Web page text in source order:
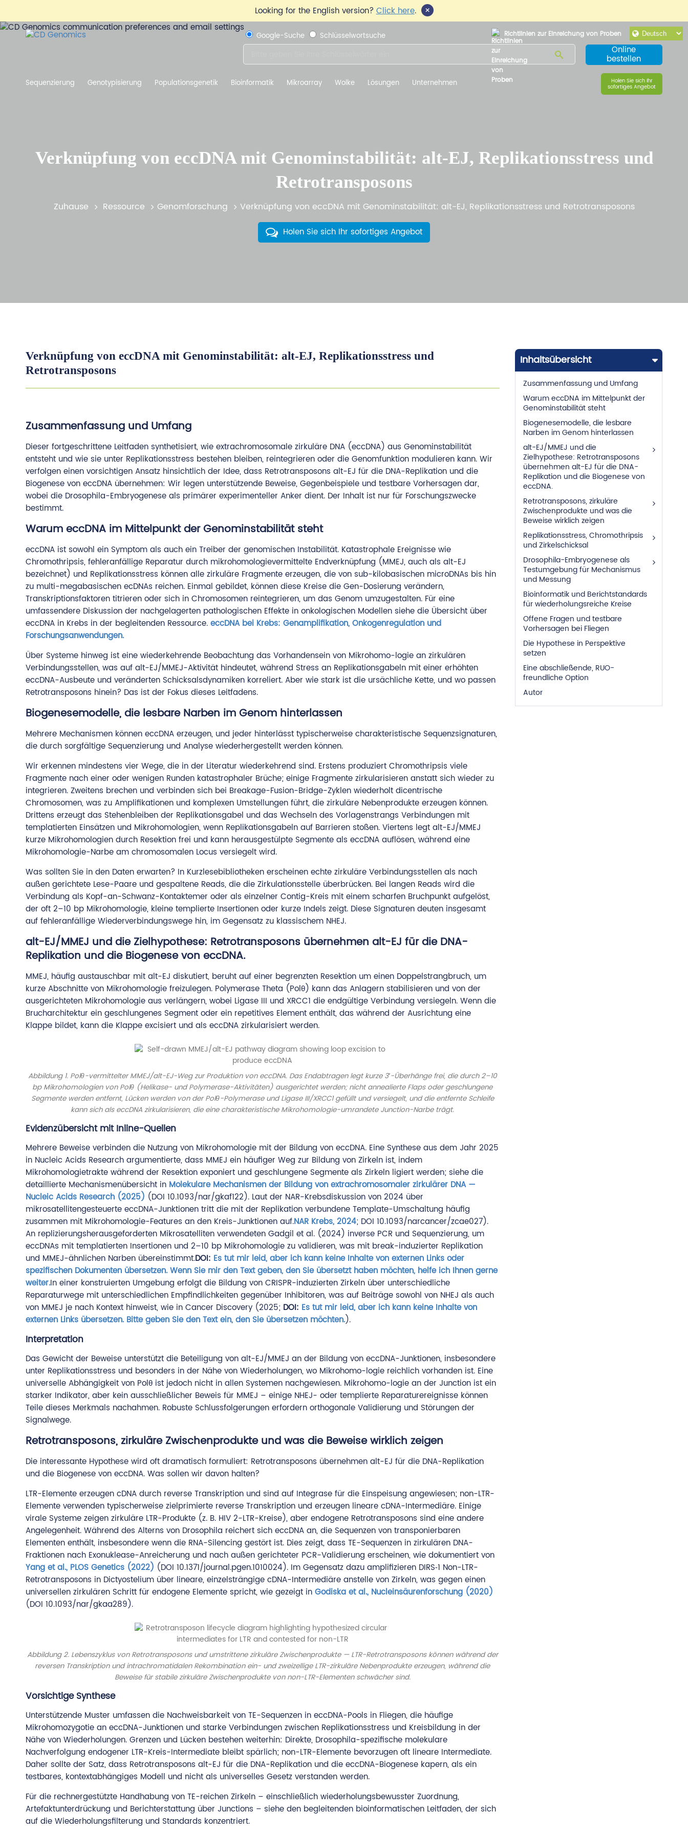
Looking for the English version?Click here. ×
Richtlinien zur Einreichung von Proben
Google-Suche Schlüsselwortsuche
Online
bestellen
Sequenzierung Genotypisierung Populationsgenetik Bioinformatik Mikroarray Wolke Lösungen Unternehmen Holen Sie sich Ihr
sofortiges Angebot
Verknüpfung von eccDNA mit Genominstabilität: alt-EJ, Replikationsstress und
Retrotransposons
Zuhause Ressource Genomforschung Verknüpfung von eccDNA mit Genominstabilität: alt-EJ, Replikationsstress und Retrotransposons
Holen Sie sich Ihr sofortiges Angebot
Verknüpfung von eccDNA mit Genominstabilität: alt-EJ, Replikationsstress und
Retrotransposons
Zusammenfassung und Umfang
Dieser fortgeschrittene Leitfaden synthetisiert, wie extrachromosomale zirkuläre DNA (eccDNA) aus Genominstabilität
entsteht und wie sie unter Replikationsstress bestehen bleiben, reintegrieren oder die Genomfunktion modulieren kann. Wir
verfolgen einen vorsichtigen Ansatz hinsichtlich der Idee, dass Retrotransposons alt-EJ für die DNA-Replikation und die
Biogenese von eccDNA übernehmen: Wir legen unterstützende Beweise, Gegenbeispiele und testbare Vorhersagen dar,
wobei die Drosophila-Embryogenese als primärer experimenteller Anker dient. Der Inhalt ist nur für Forschungszwecke
bestimmt.
Warum eccDNA im Mittelpunkt der Genominstabilität steht
eccDNA ist sowohl ein Symptom als auch ein Treiber der genomischen Instabilität. Katastrophale Ereignisse wie
Chromothripsis, fehleranfällige Reparatur durch mikrohomologievermittelte Endverknüpfung (MMEJ, auch als alt-EJ
bezeichnet) und Replikationsstress können alle zirkuläre Fragmente erzeugen, die von sub-kilobasischen microDNAs bis hin
zu multi-megabasischen ecDNAs reichen. Einmal gebildet, können diese Kreise die Gen-Dosierung verändern,
Transkriptionsfaktoren titrieren oder sich in Chromosomen reintegrieren, um das Genom umzugestalten. Für eine
umfassendere Diskussion der nachgelagerten pathologischen Effekte in onkologischen Modellen siehe die Übersicht über
eccDNA in Krebs in der begleitenden Ressource. eccDNA bei Krebs: Genamplifikation, Onkogenregulation und
Forschungsanwendungen.
Über Systeme hinweg ist eine wiederkehrende Beobachtung das Vorhandensein von Mikrohomo-logie an zirkulären
Verbindungsstellen, was auf alt-EJ/MMEJ-Aktivität hindeutet, während Stress an Replikationsgabeln mit einer erhöhten
eccDNA-Ausbeute und veränderten Schicksalsdynamiken korreliert. Aber wie stark ist die ursächliche Kette, und wo passen
Retrotransposons hinein? Das ist der Fokus dieses Leitfadens.
Biogenesemodelle, die lesbare Narben im Genom hinterlassen
Mehrere Mechanismen können eccDNA erzeugen, und jeder hinterlässt typischerweise charakteristische Sequenzsignaturen,
die durch sorgfältige Sequenzierung und Analyse wiederhergestellt werden können.
Wir erkennen mindestens vier Wege, die in der Literatur wiederkehrend sind. Erstens produziert Chromothripsis viele
Fragmente nach einer oder wenigen Runden katastrophaler Brüche; einige Fragmente zirkularisieren anstatt sich wieder zu
integrieren. Zweitens brechen und verbinden sich bei Breakage-Fusion-Bridge-Zyklen wiederholt dicentrische
Chromosomen, was zu Amplifikationen und komplexen Umstellungen führt, die zirkuläre Nebenprodukte erzeugen können.
Drittens erzeugt das Stehenbleiben der Replikationsgabel und das Wechseln des Vorlagenstrangs Verbindungen mit
templatierten Einsätzen und Mikrohomologien, wenn Replikationsgabeln auf Barrieren stoßen. Viertens legt alt-EJ/MMEJ
kurze Mikrohomologien durch Resektion frei und kann herausgestülpte Segmente als eccDNA auflösen, während eine
Mikrohomologie-Narbe am chromosomalen Locus versiegelt wird.
Was sollten Sie in den Daten erwarten? In Kurzlesebibliotheken erscheinen echte zirkuläre Verbindungsstellen als nach
außen gerichtete Lese-Paare und gespaltene Reads, die die Zirkulationsstelle überbrücken. Bei langen Reads wird die
Verbindung als Kopf-an-Schwanz-Kontaktemer oder als einzelner Contig-Kreis mit einem scharfen Bruchpunkt aufgelöst,
der oft 2–10 bp Mikrohomologie, kleine templierte Insertionen oder kurze Indels zeigt. Diese Signaturen deuten insgesamt
auf fehleranfällige Wiederverbindungswege hin, im Gegensatz zu klassischem NHEJ.
alt-EJ/MMEJ und die Zielhypothese: Retrotransposons übernehmen alt-EJ für die DNA-
Replikation und die Biogenese von eccDNA.
MMEJ, häufig austauschbar mit alt-EJ diskutiert, beruht auf einer begrenzten Resektion um einen Doppelstrangbruch, um
kurze Abschnitte von Mikrohomologie freizulegen. Polymerase Theta (Polθ) kann das Anlagern stabilisieren und von der
ausgerichteten Mikrohomologie aus verlängern, wobei Ligase III und XRCC1 die endgültige Verbindung versiegeln. Wenn die
Brucharchitektur ein geschlungenes Segment oder ein repetitives Element enthält, das während der Ausrichtung eine
Klappe bildet, kann die Klappe excisiert und als eccDNA zirkularisiert werden.
Abbildung 1. Polθ-vermittelter MMEJ/alt-EJ-Weg zur Produktion von eccDNA. Das Endabtragen legt kurze 3′-Überhänge frei, die durch 2–10
bp Mikrohomo­logien von Polθ (Helikase- und Polymerase-Aktivitäten) ausgerichtet werden; nicht annealierte Flaps oder geschlungene
Segmente werden entfernt, Lücken werden von der Polθ-Polymerase und Ligase III/XRCC1 gefüllt und versiegelt, und die entfernte Schleife
kann sich als eccDNA zirkularisieren, die eine charakteristische Mikrohomo­logie-umrandete Junction-Narbe trägt.
Evidenzübersicht mit Inline-Quellen
Mehrere Beweise verbinden die Nutzung von Mikrohomologie mit der Bildung von eccDNA. Eine Synthese aus dem Jahr 2025
in Nucleic Acids Research argumentierte, dass MMEJ ein häufiger Weg zur Bildung von Zirkeln ist, indem
Mikrohomologietrakte während der Resektion exponiert und geschlungene Segmente als Zirkeln ligiert werden; siehe die
detaillierte Mechanismenübersicht in Molekulare Mechanismen der Bildung von extrachromosomaler zirkulärer DNA —
Nucleic Acids Research (2025) (DOI 10.1093/nar/gkaf122). Laut der NAR-Krebsdiskussion von 2024 über
mikrosatellitengesteuerte eccDNA-Junktionen tritt die mit der Replikation verbundene Template-Umschaltung häufig
zusammen mit Mikrohomologie-Features an den Kreis-Junktionen auf.NAR Krebs, 2024; DOI 10.1093/narcancer/zcae027).
An replizierungsherausgeforderten Mikrosatelliten verwendeten Gadgil et al. (2024) inverse PCR und Sequenzierung, um
eccDNAs mit templatierten Insertionen und 2–10 bp Mikrohomologie zu validieren, was mit break-induzierter Replikation
und MMEJ-ähnlichen Narben übereinstimmt.DOI: Es tut mir leid, aber ich kann keine Inhalte von externen Links oder
spezifischen Dokumenten übersetzen. Wenn Sie mir den Text geben, den Sie übersetzt haben möchten, helfe ich Ihnen gerne
weiter.In einer konstruierten Umgebung erfolgt die Bildung von CRISPR-induzierten Zirkeln über unterschiedliche
Reparaturwege mit unterschiedlichen Empfindlichkeiten gegenüber Inhibitoren, was auf Beiträge sowohl von NHEJ als auch
von MMEJ je nach Kontext hinweist, wie in Cancer Discovery (2025; DOI: Es tut mir leid, aber ich kann keine Inhalte von
externen Links übersetzen. Bitte geben Sie den Text ein, den Sie übersetzen möchten.).
Interpretation
Das Gewicht der Beweise unterstützt die Beteiligung von alt-EJ/MMEJ an der Bildung von eccDNA-Junktionen, insbesondere
unter Replikationsstress und besonders in der Nähe von Wiederholungen, wo Mikrohomo-logie reichlich vorhanden ist. Eine
universelle Abhängigkeit von Polθ ist jedoch nicht in allen Systemen nachgewiesen. Mikrohomo-logie an der Junction ist ein
starker Indikator, aber kein ausschließlicher Beweis für MMEJ – einige NHEJ- oder templierte Reparaturereignisse können
Teile dieses Merkmals nachahmen. Robuste Schlussfolgerungen erfordern orthogonale Validierung und Störungen der
Signalwege.
Retrotransposons, zirkuläre Zwischenprodukte und was die Beweise wirklich zeigen
Die interessante Hypothese wird oft dramatisch formuliert: Retrotransposons übernehmen alt-EJ für die DNA-Replikation
und die Biogenese von eccDNA. Was sollen wir davon halten?
LTR-Elemente erzeugen cDNA durch reverse Transkription und sind auf Integrase für die Einspeisung angewiesen; non-LTR-
Elemente verwenden typischerweise zielprimierte reverse Transkription und erzeugen lineare cDNA-Intermediäre. Einige
virale Systeme zeigen zirkuläre LTR-Produkte (z. B. HIV 2-LTR-Kreise), aber endogene Retrotransposons sind eine andere
Angelegenheit. Während des Alterns von Drosophila reichert sich eccDNA an, die Sequenzen von transponierbaren
Elementen enthält, insbesondere wenn die RNA-Silencing gestört ist. Dies zeigt, dass TE-Sequenzen in zirkulären DNA-
Fraktionen nach Exonuklease-Anreicherung und nach außen gerichteter PCR-Validierung erscheinen, wie dokumentiert von
Yang et al., PLOS Genetics (2022) (DOI 10.1371/journal.pgen.1010024). Im Gegensatz dazu amplifizieren DIRS‑1 Non-LTR-
Retrotransposons in Dictyostelium über lineare, einzelsträngige cDNA-Intermediäre anstelle von Zirkeln, was gegen einen
universellen zirkulären Schritt für endogene Elemente spricht, wie gezeigt in Godiska et al., Nucleinsäurenforschung (2020)
(DOI 10.1093/nar/gkaa289).
Abbildung 2. Lebenszyklus von Retrotransposons und umstrittene zirkuläre Zwischenprodukte — LTR-Retrotransposons können während der
reversen Transkription und intrachromatidalen Rekombination ein- und zweizellige LTR-zirkuläre Nebenprodukte erzeugen, während die
Beweise für stabile zirkuläre Zwischenprodukte von non-LTR-Elementen schwächer sind.
Vorsichtige Synthese
Unterstützende Muster umfassen die Nachweisbarkeit von TE-Sequenzen in eccDNA-Pools in Fliegen, die häufige
Mikrohomozygotie an eccDNA-Junktionen und starke Verbindungen zwischen Replikationsstress und Kreisbildung in der
Nähe von Wiederholungen. Grenzen und Lücken bestehen weiterhin: Direkte, Drosophila-spezifische molekulare
Nachverfolgung endogener LTR-Kreis-Intermediate bleibt spärlich; non-LTR-Elemente bevorzugen oft lineare Intermediate.
Daher sollte der Satz, dass Retrotransposons alt-EJ für die DNA-Replikation und die eccDNA-Biogenese kapern, als ein
testbares, kontextabhängiges Modell und nicht als universelles Gesetz verstanden werden.
Für die rechnergestützte Handhabung von TE-reichen Zirkeln – einschließlich wiederholungsbewusster Zuordnung,
Artefaktunterdrückung und Berichterstattung über Junctions – siehe den begleitenden bioinformatischen Leitfaden, der sich
auf die Wiederholungsfilterung und Standards konzentriert.
Inhaltsübersicht
Zusammenfassung und Umfang
Warum eccDNA im Mittelpunkt der
Genominstabilität steht
Biogenesemodelle, die lesbare
Narben im Genom hinterlassen
alt-EJ/MMEJ und die
Zielhypothese: Retrotransposons
übernehmen alt-EJ für die DNA-
Replikation und die Biogenese von
eccDNA.
Retrotransposons, zirkuläre
Zwischenprodukte und was die
Beweise wirklich zeigen
Replikationsstress, Chromothripsis
und Zirkelschicksal
Drosophila-Embryogenese als
Testumgebung für Mechanismus
und Messung
Bioinformatik und Berichtstandards
für wiederholungsreiche Kreise
Offene Fragen und testbare
Vorhersagen bei Fliegen
Die Hypothese in Perspektive
setzen
Eine abschließende, RUO-
freundliche Option
Autor